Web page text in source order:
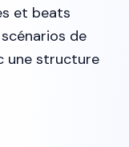
et beats
de
une structure